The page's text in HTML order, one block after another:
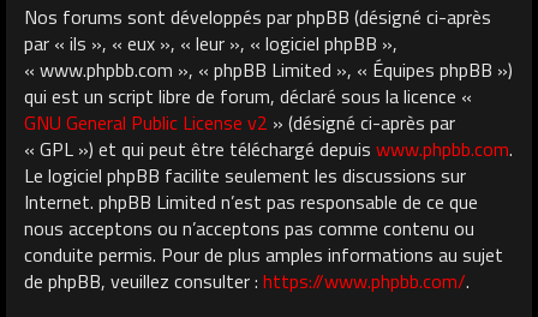
Nos forums sont développés par phpBB (désigné ci-après
par « ils », « eux », « leur », « logiciel phpBB »,
« www.phpbb.com », « phpBB Limited », « Équipes phpBB »)
qui est un script libre de forum, déclaré sous la licence «
GNU General Public License v2 » (désigné ci-après par
« GPL ») et qui peut être téléchargé depuis www.phpbb.com.
Le logiciel phpBB facilite seulement les discussions sur
Internet. phpBB Limited n’est pas responsable de ce que
nous acceptons ou n’acceptons pas comme contenu ou
conduite permis. Pour de plus amples informations au sujet
de phpBB, veuillez consulter : https://www.phpbb.com/.